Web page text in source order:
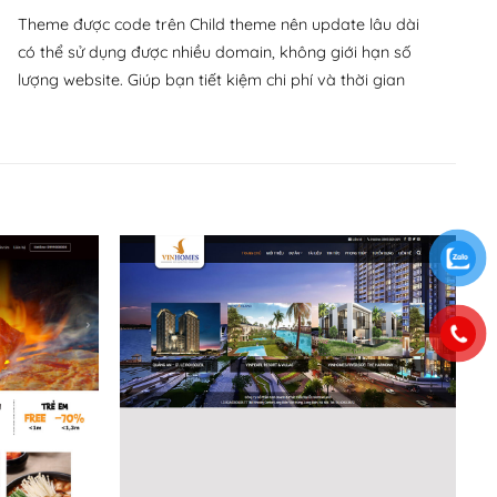
Theme được code trên Child theme nên update lâu dài
có thể sử dụng được nhiều domain, không giới hạn số
lượng website. Giúp bạn tiết kiệm chi phí và thời gian